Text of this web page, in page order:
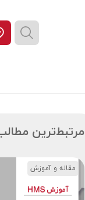
مرتبط‌ترین
مقاله و آموزش